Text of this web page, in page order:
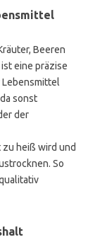
Beeren
eine präzise
sonst
der
heiß wird und
So